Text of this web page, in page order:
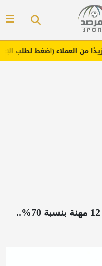
لطلب الإعلان)
الموارد البشرية تعلن توطين 12 مهنة بنسبة 70%..